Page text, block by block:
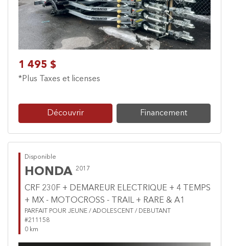
1 495 $
*Plus Taxes et licenses
Découvrir Financement
Disponible
HONDA 2017
CRF 230F + DEMAREUR ELECTRIQUE + 4 TEMPS
+ MX - MOTOCROSS - TRAIL + RARE & A1
PARFAIT POUR JEUNE / ADOLESCENT / DEBUTANT
#211158
0 km